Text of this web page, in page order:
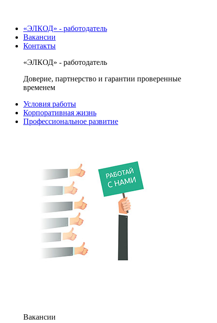
«ЭЛКОД» - работодатель
Вакансии
Контакты
«ЭЛКОД» - работодатель
Доверие, партнерство и гарантии проверенные
временем
Условия работы
Корпоративная жизнь
Профессиональное развитие
Вакансии